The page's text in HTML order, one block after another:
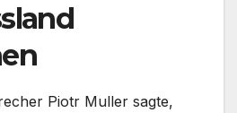
Piotr Muller sagte,